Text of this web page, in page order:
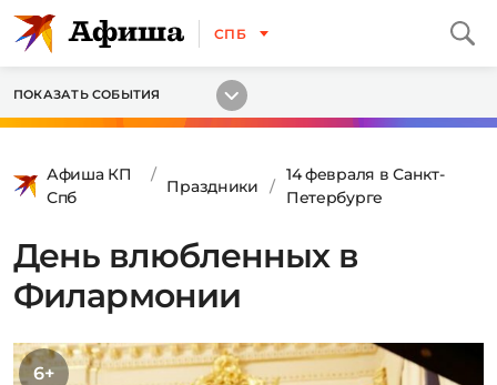
СПБ
ПОКАЗАТЬ СОБЫТИЯ
Афиша КП
Спб
Праздники
14 февраля в Санкт-
Петербурге
День влюбленных в
Филармонии
6+